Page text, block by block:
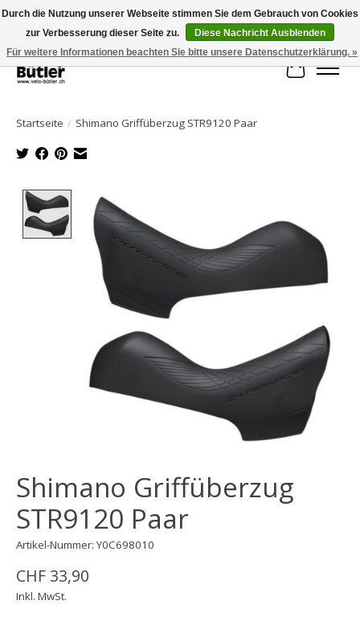
Große Auswahl an Produkten und schneller Versand!
Ihr
Startseite / Shimano Griffüberzug STR9120 Paar
Product image slideshow Items
Shimano Griffüberzug
STR9120 Paar
Artikel-Nummer: Y0C698010
CHF 33,90
Inkl. MwSt.
Durch die Nutzung unserer Webseite stimmen Sie dem Gebrauch von Cookies
zur Verbesserung dieser Seite zu.
Diese Nachricht Ausblenden
Für weitere Informationen beachten Sie bitte unsere Datenschutzerklärung. »